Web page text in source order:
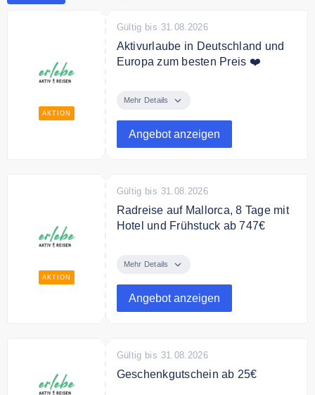
AKTION
Gültig bis 31.08.2026
Aktivurlaube in Deutschland und
Europa zum besten Preis ❤️
Aktivurlaube in Deutschland und
Mehr Details
Angebot anzeigen
AKTION
Gültig bis 31.08.2026
Radreise auf Mallorca, 8 Tage mit
Hotel und Frühstuck ab 747€
Hotel und Frühstuck ab 747€ p.P.
Mehr Details
Angebot anzeigen
Gültig bis 31.08.2026
Geschenkgutschein ab 25€